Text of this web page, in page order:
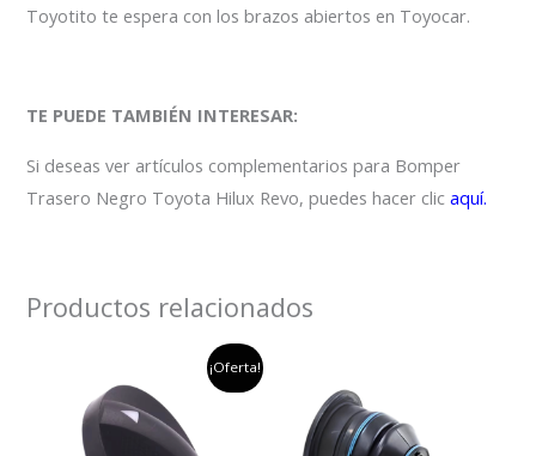
Toyotito te espera con los brazos abiertos en Toyocar.
TE PUEDE TAMBIÉN INTERESAR:
Si deseas ver artículos complementarios para Bomper
Trasero Negro Toyota Hilux Revo, puedes hacer clicaquí.
Productos relacionados
¡Oferta!
precio
original
era:
$45,000.
el
precio
actual